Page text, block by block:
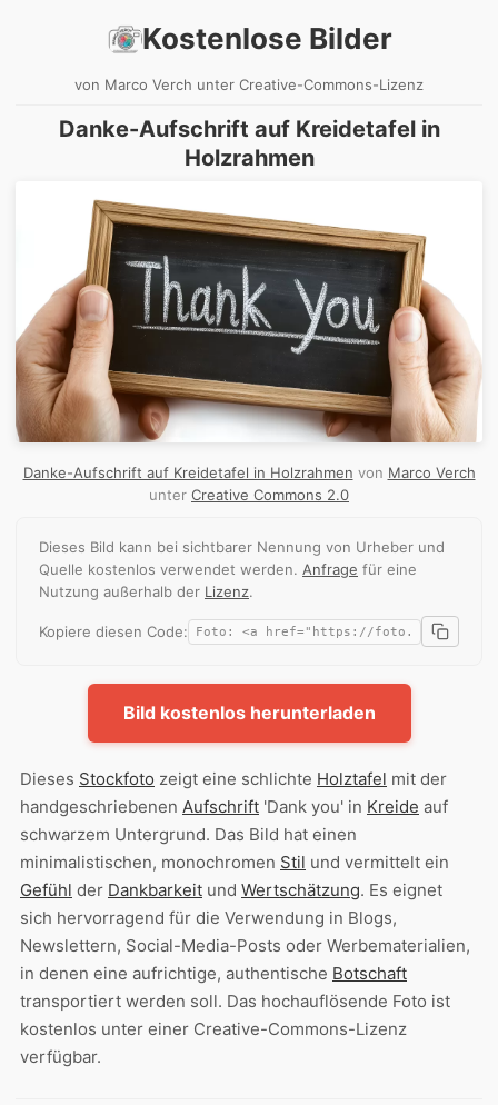
Kostenlose Bilder
von Marco Verch unter Creative-Commons-Lizenz
Danke-Aufschrift auf Kreidetafel in
Holzrahmen
Danke-Aufschrift auf Kreidetafel in Holzrahmen von Marco Verch
unter Creative Commons 2.0
Dieses Bild kann bei sichtbarer Nennung von Urheber und
Quelle kostenlos verwendet werden. Anfrage für eine
Nutzung außerhalb der Lizenz.
Kopiere diesen Code:
Bild kostenlos herunterladen
Dieses Stockfoto zeigt eine schlichte Holztafel mit der
handgeschriebenen Aufschrift 'Dank you' in Kreide auf
schwarzem Untergrund. Das Bild hat einen
minimalistischen, monochromen Stil und vermittelt ein
Gefühl der Dankbarkeit und Wertschätzung. Es eignet
sich hervorragend für die Verwendung in Blogs,
Newslettern, Social-Media-Posts oder Werbematerialien,
in denen eine aufrichtige, authentische Botschaft
transportiert werden soll. Das hochauflösende Foto ist
kostenlos unter einer Creative-Commons-Lizenz
verfügbar.